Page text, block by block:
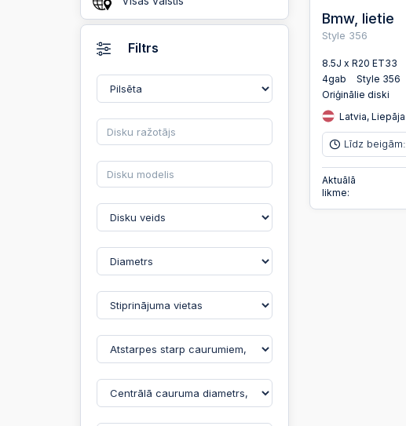
Filtrs
Bmw, lietie
Style 356
8.5J x R20 ET33
4gab
Style 356
Oriģinālie diski
Latvia, Liepāja
Līdz beigām:
Aktuālā
likme: